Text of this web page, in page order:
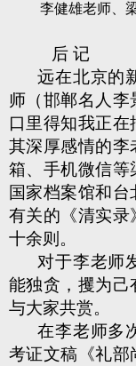
李健雄老师、
后 记
远在北京的
师（邯郸名人
口里得知我正
其深厚感情的李
箱、手机微信等
国家档案馆和
有关的《清实录
十余则。
对于李老师
能独贪，攫为己
与大家共赏。
在李老师多
考证文稿《礼部